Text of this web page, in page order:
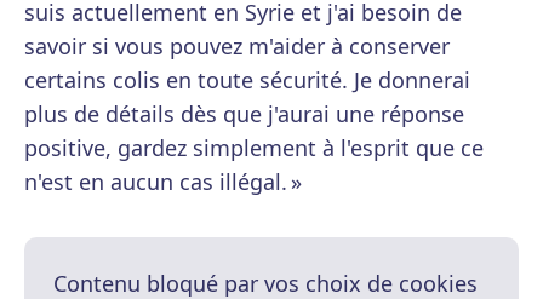
suis actuellement en Syrie et j'ai besoin de
savoir si vous pouvez m'aider à conserver
certains colis en toute sécurité. Je donnerai
plus de détails dès que j'aurai une réponse
positive, gardez simplement à l'esprit que ce
n'est en aucun cas illégal. »
Contenu bloqué par vos choix de cookies